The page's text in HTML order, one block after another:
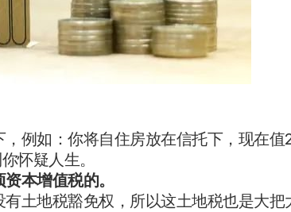
例如：你将自住房放在信托下，现在
怀疑人生。
本增值税的。
土地税豁免权，所以这土地税也是大把